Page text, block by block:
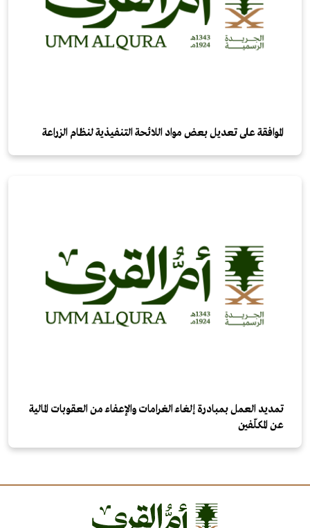
الموافقة على تعديل بعض مواد اللائحة التنفيذية لنظام الزراعة
تمديد العمل بمبادرة إلغاء الغرامات والإعفاء من العقوبات المالية
عن المكلّفين